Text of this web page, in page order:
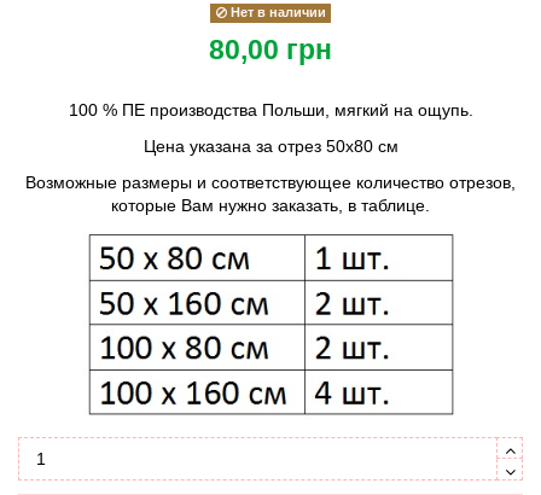
Нет в наличии
80,00 грн
100 % ПЕ производства Польши, мягкий на ощупь.
Цена указана за отрез 50х80 см
Возможные размеры и соответствующее количество отрезов,
которые Вам нужно заказать, в таблице.